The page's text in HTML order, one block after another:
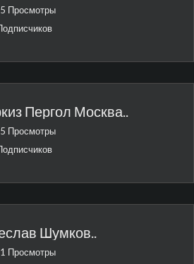
Просмотры
Пергол Москва..
Просмотры
Шумков..
Просмотры